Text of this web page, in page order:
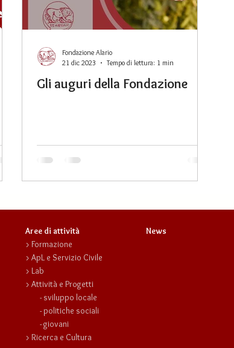
Gli auguri della Fondazione
Fondazione Alario
21 dic 2023
Tempo di lettura: 1 min
Aree di attività
> Formazione
> ApL e Servizio Civile
> Lab
> Attività e Progetti
- sviluppo locale
-politiche sociali
-giovani
> Ricerca e Cultura
News